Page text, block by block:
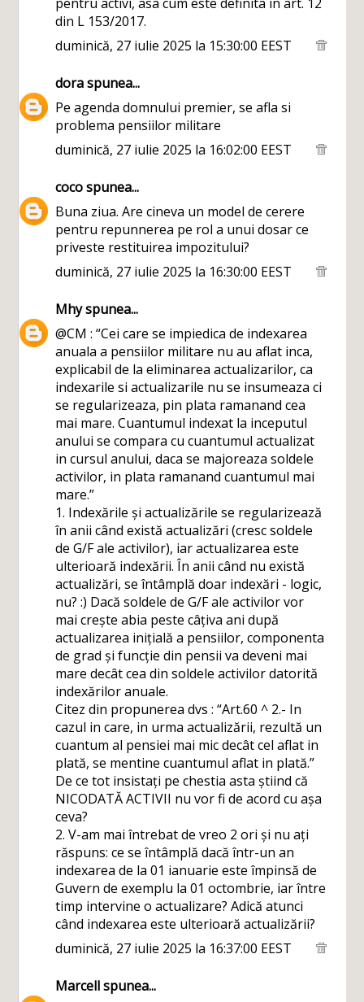
din L 153/2017.
duminică, 27 iulie 2025 la 15:30:00 EEST
doraspunea...
Pe agenda domnului premier, se afla si
problema pensiilor militare
duminică, 27 iulie 2025 la 16:02:00 EEST
cocospunea...
Buna ziua. Are cineva un model de cerere
pentru repunnerea pe rol a unui dosar ce
priveste restituirea impozitului?
duminică, 27 iulie 2025 la 16:30:00 EEST
Mhyspunea...
@CM : “Cei care se impiedica de indexarea
anuala a pensiilor militare nu au aflat inca,
explicabil de la eliminarea actualizarilor, ca
indexarile si actualizarile nu se insumeaza ci
se regularizeaza, pin plata ramanand cea
mai mare. Cuantumul indexat la inceputul
anului se compara cu cuantumul actualizat
in cursul anului, daca se majoreaza soldele
activilor, in plata ramanand cuantumul mai
mare.”
1. Indexările și actualizările se regularizează
în anii când există actualizări (cresc soldele
de G/F ale activilor), iar actualizarea este
ulterioară indexării. În anii când nu există
actualizări, se întâmplă doar indexări - logic,
nu? :) Dacă soldele de G/F ale activilor vor
mai crește abia peste câțiva ani după
actualizarea inițială a pensiilor, componenta
de grad și funcție din pensii va deveni mai
mare decât cea din soldele activilor datorită
indexărilor anuale.
Citez din propunerea dvs : “Art.60 ^ 2.- In
cazul in care, in urma actualizării, rezultă un
cuantum al pensiei mai mic decât cel aflat in
plată, se mentine cuantumul aflat in plată.”
De ce tot insistați pe chestia asta știind că
NICODATĂ ACTIVII nu vor fi de acord cu așa
ceva?
2. V-am mai întrebat de vreo 2 ori și nu ați
răspuns: ce se întâmplă dacă într-un an
indexarea de la 01 ianuarie este împinsă de
Guvern de exemplu la 01 octombrie, iar între
timp intervine o actualizare? Adică atunci
când indexarea este ulterioară actualizării?
duminică, 27 iulie 2025 la 16:37:00 EEST
Marcellspunea...